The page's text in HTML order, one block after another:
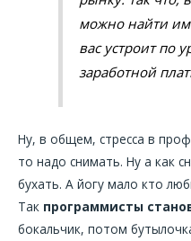
можно найти
вас устроит по
заработной
Ну, в общем, стресса в
то надо снимать. Ну а как
бухать. А йогу мало кто
Так программисты
бокальчик, потом